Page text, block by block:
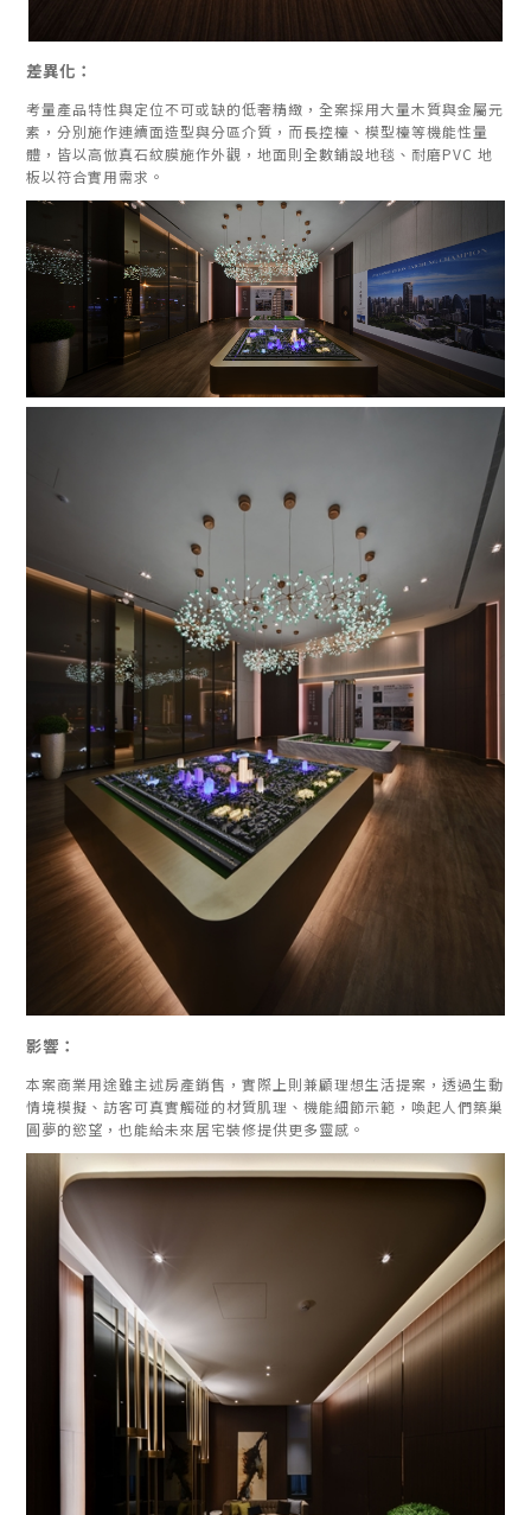
差異化：
考量產品特性與定位不可或缺的低奢精緻，全案採用大量木質與金屬元
素，分別施作連續面造型與分區介質，而長控檯、模型檯等機能性量
體，皆以高倣真石紋膜施作外觀，地面則全數鋪設地毯、耐磨PVC 地
板以符合實用需求。
影響：
本案商業用途雖主述房產銷售，實際上則兼顧理想生活提案，透過生動
情境模擬、訪客可真實觸碰的材質肌理、機能細節示範，喚起人們築巢
圓夢的慾望，也能給未來居宅裝修提供更多靈感。